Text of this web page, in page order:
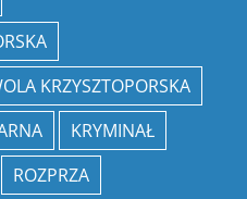
KRZYSZTOPORSKA
KRYMINAŁ
ROZPRZA